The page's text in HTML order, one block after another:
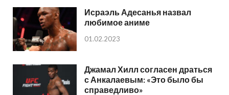
Исраэль Адесанья назвал
любимое аниме
01.02.2023
Джамал Хилл согласен драться
с Анкалаевым: «Это было бы
справедливо»